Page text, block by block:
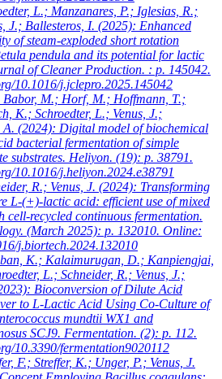
L.; Manzanares, P.; Iglesias, R.;
J.; Ballesteros, I. (2025): Enhanced
of steam-exploded short rotation
pendula and its potential for lactic
of Cleaner Production. : p. 145042.
10.1016/j.jclepro.2025.145042
M.; Horf, M.; Hoffmann, T.;
K.; Schroedter, L.; Venus, J.;
A. (2024): Digital model of biochemical
bacterial fermentation of simple
substrates. Heliyon. (19): p. 38791.
10.1016/j.heliyon.2024.e38791
R.; Venus, J. (2024): Transforming
L-(+)-lactic acid: efficient use of mixed
cell-recycled continuous fermentation.
(March 2025): p. 132010. Online:
j.biortech.2024.132010
K.; Kalaimurugan, D.; Kanpiengjai,
L.; Schneider, R.; Venus, J.;
Bioconversion of Dilute Acid
to L-Lactic Acid Using Co-Culture of
mundtii WX1 and
SCJ9. Fermentation. (2): p. 112.
10.3390/fermentation9020112
F.; Streffer, K.; Unger, P.; Venus, J.